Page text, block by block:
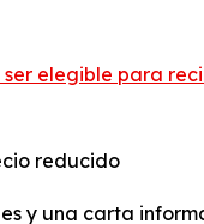
elegible para
reducido
y una carta